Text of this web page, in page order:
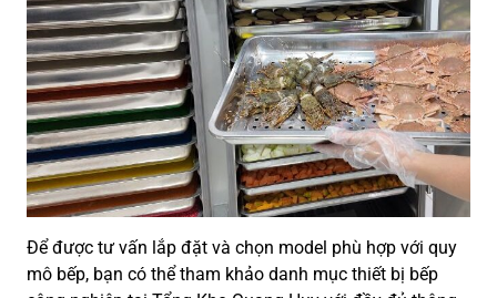
Để được tư vấn lắp đặt và chọn model phù hợp với quy
mô bếp, bạn có thể tham khảo danh mục thiết bị bếp